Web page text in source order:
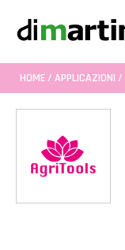
HOME/ APPLICAZIONI /